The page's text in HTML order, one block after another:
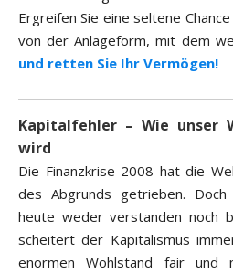
Ergreifen Sie eine seltene
von der Anlageform, mit dem
und retten Sie Ihr Vermögen!
Kapitalfehler – Wie unser
wird
Die Finanzkrise 2008 hat die
des Abgrunds getrieben.
heute weder verstanden noch
scheitert der Kapitalismus
enormen Wohlstand fair und